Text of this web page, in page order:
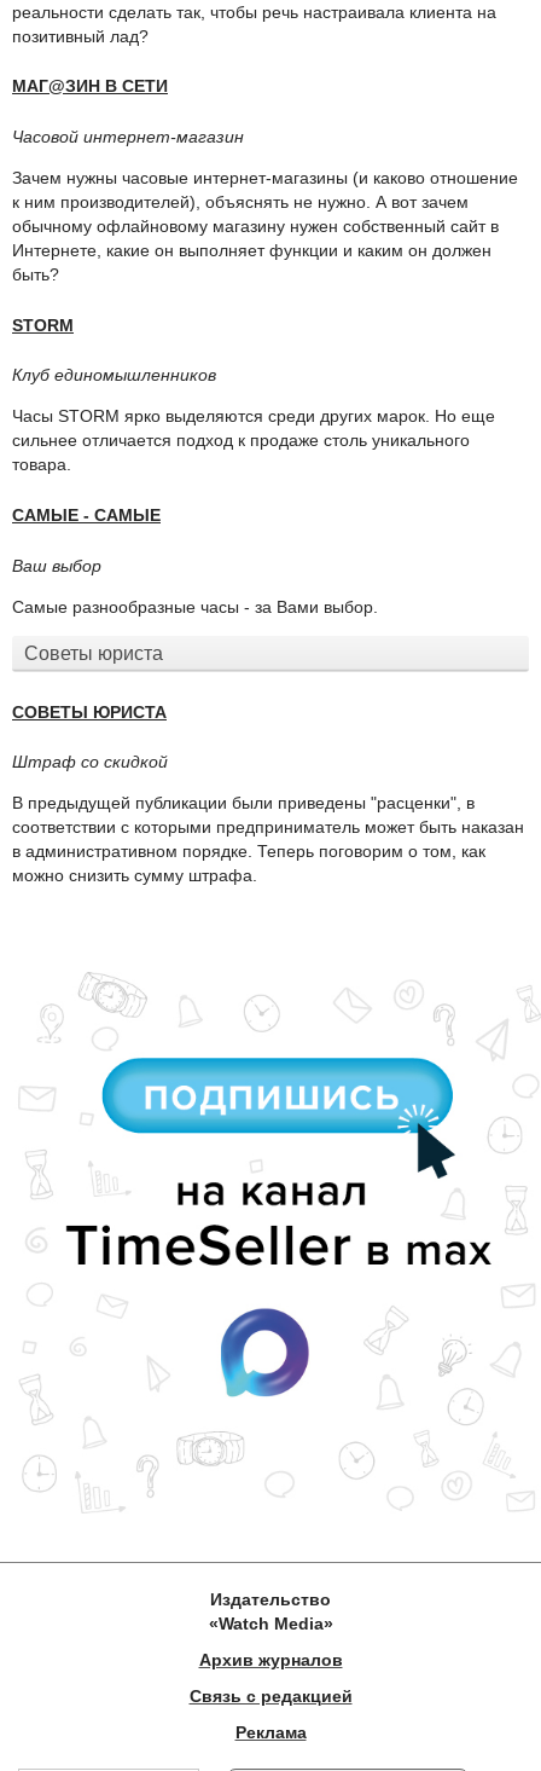
реальности сделать так, чтобы речь настраивала клиента на
позитивный лад?
МАГ@ЗИН В СЕТИ
Часовой интернет-магазин
Зачем нужны часовые интернет-магазины (и каково отношение
к ним производителей), объяснять не нужно. А вот зачем
обычному офлайновому магазину нужен собственный сайт в
Интернете, какие он выполняет функции и каким он должен
быть?
STORM
Клуб единомышленников
Часы STORM ярко выделяются среди других марок. Но еще
сильнее отличается подход к продаже столь уникального
товара.
САМЫЕ - САМЫЕ
Ваш выбор
Самые разнообразные часы - за Вами выбор.
Советы юриста
СОВЕТЫ ЮРИСТА
Штраф со скидкой
В предыдущей публикации были приведены "расценки", в
соответствии с которыми предприниматель может быть наказан
в административном порядке. Теперь поговорим о том, как
можно снизить сумму штрафа.
Издательство
«Watch Media»
Архив журналов
Связь с редакцией
Реклама